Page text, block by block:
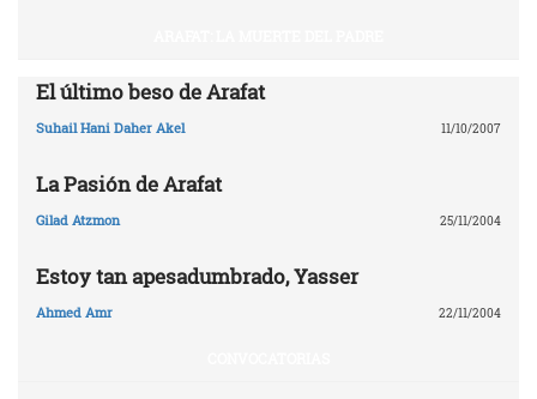
El último beso de Arafat
Suhail Hani Daher Akel 11/10/2007
La Pasión de Arafat
Gilad Atzmon 25/11/2004
Estoy tan apesadumbrado, Yasser
Ahmed Amr 22/11/2004